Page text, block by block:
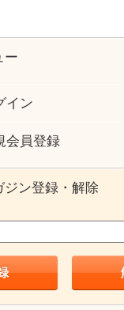
ー
イン
会員登録
ジン登録・解除